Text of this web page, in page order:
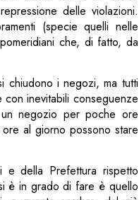
delle violazioni.
(specie quelli nelle
che, di fatto, da
chiudono i negozi, ma tutti
inevitabili conseguenze
negozio per poche ore
al giorno possono stare
e della Prefettura rispetto
è in grado di fare è quello